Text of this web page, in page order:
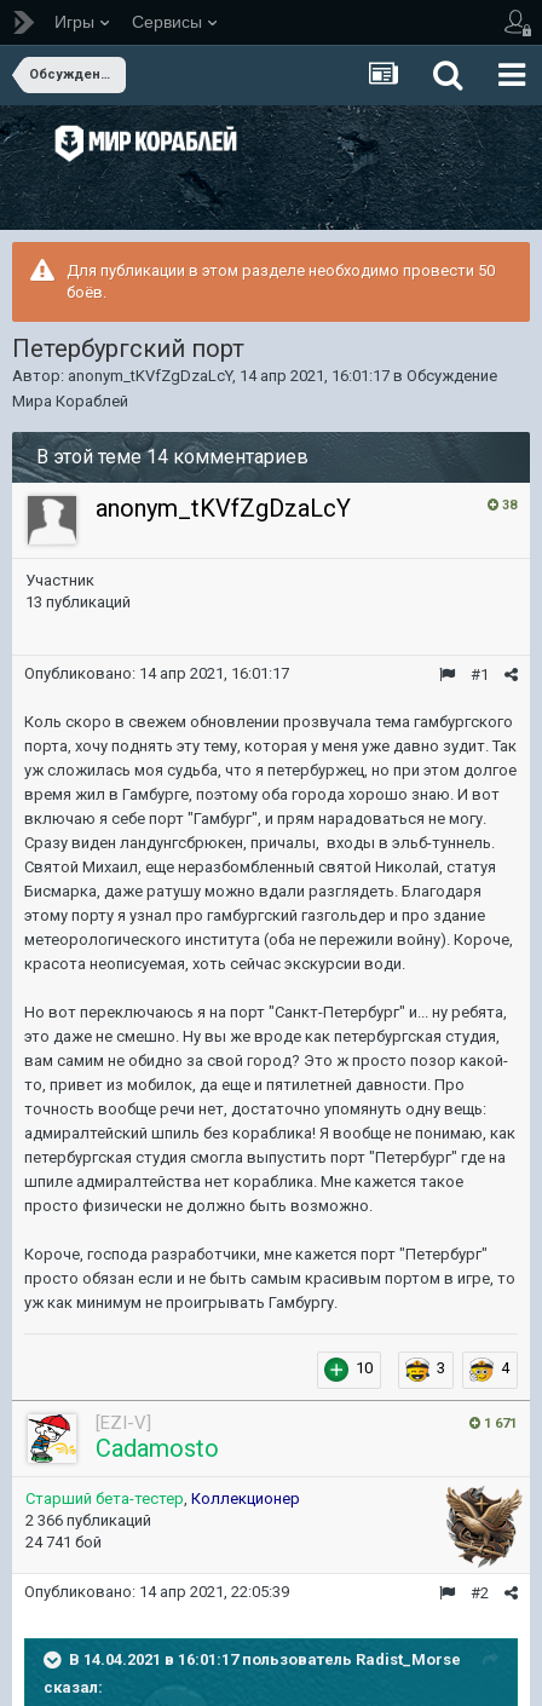
Игры Сервисы
Обсуждение Мира Кораблей
Для публикации в этом разделе необходимо провести 50
боёв.
Петербургский порт
Автор: anonym_tKVfZgDzaLcY, 14 апр 2021, 16:01:17 в Обсуждение
Мира Кораблей
В этой теме 14 комментариев
38
anonym_tKVfZgDzaLcY
Участник
13 публикаций
#1
Опубликовано: 14 апр 2021, 16:01:17
Коль скоро в свежем обновлении прозвучала тема гамбургского
порта, хочу поднять эту тему, которая у меня уже давно зудит. Так
уж сложилась моя судьба, что я петербуржец, но при этом долгое
время жил в Гамбурге, поэтому оба города хорошо знаю. И вот
включаю я себе порт "Гамбург", и прям нарадоваться не могу.
Сразу виден ландунгсбрюкен, причалы, входы в эльб-туннель.
Святой Михаил, еще неразбомбленный святой Николай, статуя
Бисмарка, даже ратушу можно вдали разглядеть. Благодаря
этому порту я узнал про гамбургский газгольдер и про здание
метеорологического института (оба не пережили войну). Короче,
красота неописуемая, хоть сейчас экскурсии води.
Но вот переключаюсь я на порт "Санкт-Петербург" и... ну ребята,
это даже не смешно. Ну вы же вроде как петербургская студия,
вам самим не обидно за свой город? Это ж просто позор какой-
то, привет из мобилок, да еще и пятилетней давности. Про
точность вообще речи нет, достаточно упомянуть одну вещь:
адмиралтейский шпиль без кораблика! Я вообще не понимаю, как
петербургская студия смогла выпустить порт "Петербург" где на
шпиле адмиралтейства нет кораблика. Мне кажется такое
просто физически не должно быть возможно.
Короче, господа разработчики, мне кажется порт "Петербург"
просто обязан если и не быть самым красивым портом в игре, то
уж как минимум не проигрывать Гамбургу.
10 3 4
1 671
[EZI-V]
Cadamosto
Старший бета-тестер, Коллекционер
2 366 публикаций
24 741 бой
#2
Опубликовано: 14 апр 2021, 22:05:39
В 14.04.2021 в 16:01:17 пользователь Radist_Morse
сказал: